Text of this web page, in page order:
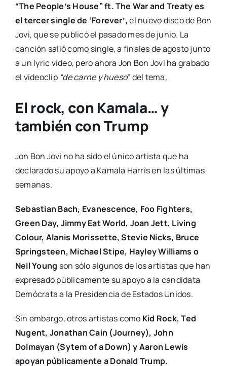
“The People’s House” ft. The War and Treaty es
el tercer single de ‘Forever’, el nuevo disco de Bon
Jovi, que se publicó el pasado mes de junio. La
canción salió como single, a finales de agosto junto
a un lyric video, pero ahora Jon Bon Jovi ha grabado
el videoclip “de carne y hueso” del tema.
El rock, con Kamala… y
también con Trump
Jon Bon Jovi no ha sido el único artista que ha
declarado su apoyo a Kamala Harris en las últimas
semanas.
Sebastian Bach, Evanescence, Foo Fighters,
Green Day, Jimmy Eat World, Joan Jett, Living
Colour, Alanis Morissette, Stevie Nicks, Bruce
Springsteen, Michael Stipe, Hayley Williams o
Neil Young son sólo algunos de los artistas que han
expresado públicamente su apoyo a la candidata
Demócrata a la Presidencia de Estados Unidos.
Sin embargo, otros artistas como Kid Rock, Ted
Nugent, Jonathan Cain (Journey), John
Dolmayan (Sytem of a Down) y Aaron Lewis
apoyan públicamente a Donald Trump.